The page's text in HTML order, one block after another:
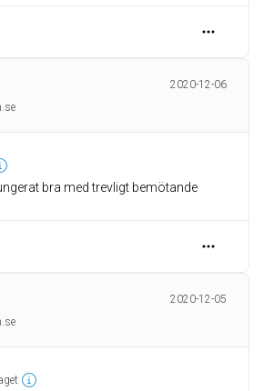
2020-12-06
bra med trevligt bemötande
2020-12-05